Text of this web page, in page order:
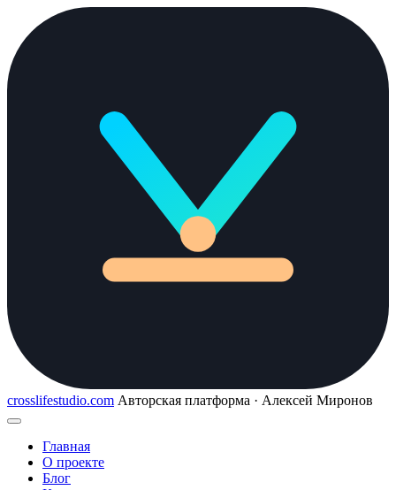
crosslifestudio.com Авторская платформа · Алексей Миронов
Главная
О проекте
Блог